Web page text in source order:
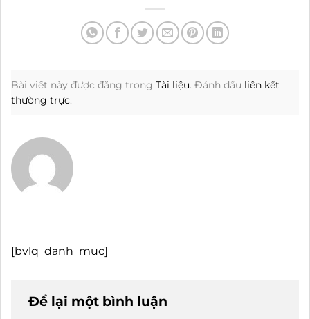
Bài viết này được đăng trong Tài liệu. Đánh dấu liên kết
thường trực.
[bvlq_danh_muc]
Để lại một bình luận